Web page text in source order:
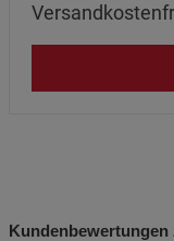
Kundenbewertungen